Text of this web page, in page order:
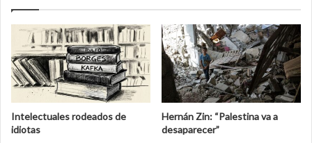
Intelectuales rodeados de
idiotas
Hernán Zin: “Palestina va a
desaparecer”